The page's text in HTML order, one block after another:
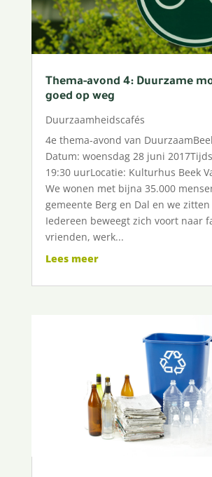
Thema-avond 4: Duurzame
goed op weg
Duurzaamheidscafés
4e thema-avond van
Datum: woensdag 28 juni
19:30 uurLocatie: Kulturhus Beek
We wonen met bijna 35.000
gemeente Berg en Dal en we
Iedereen beweegt zich voort naar
vrienden, werk...
Lees meer